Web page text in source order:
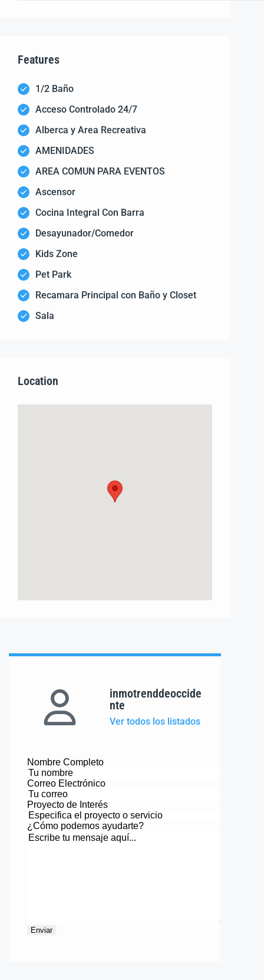
Features
1/2 Baño
Acceso Controlado 24/7
Alberca y Area Recreativa
AMENIDADES
AREA COMUN PARA EVENTOS
Ascensor
Cocina Integral Con Barra
Desayunador/Comedor
Kids Zone
Pet Park
Recamara Principal con Baño y Closet
Sala
Location
inmotrenddeoccide
nte
Ver todos los listados
Nombre Completo
Correo Electrónico
Proyecto de Interés
¿Cómo podemos ayudarte?